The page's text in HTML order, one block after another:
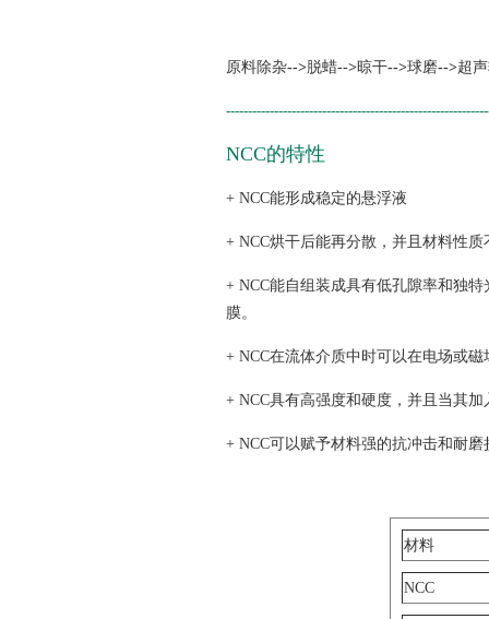
原料除杂-->脱蜡-->晾干-->球磨-->超
NCC的特性
+ NCC能形成稳定的悬浮液
+ NCC烘干后能再分散，并且材料性质
+ NCC能自组装成具有低孔隙率和独
膜。
+ NCC在流体介质中时可以在电场或磁
+ NCC具有高强度和硬度，并且当其
+ NCC可以赋予材料强的抗冲击和耐磨
材料
NCC